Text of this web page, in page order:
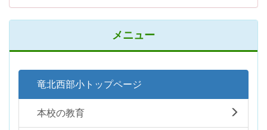
メニュー
竜北西部小トップページ
本校の教育